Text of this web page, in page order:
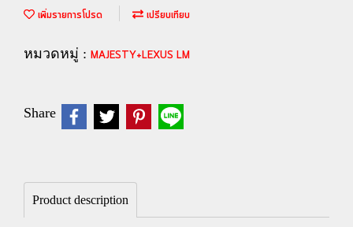
เพิ่มรายการโปรด เปรียบเทียบ
หมวดหมู่ : MAJESTY+LEXUS LM
Share
Product description